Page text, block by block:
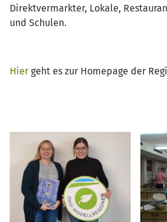
Direktvermarkter, Lokale,
und Schulen.
Hier geht es zur Homepage der